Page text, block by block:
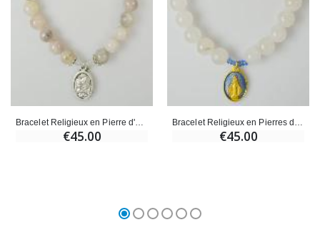
€45.00 €45.00